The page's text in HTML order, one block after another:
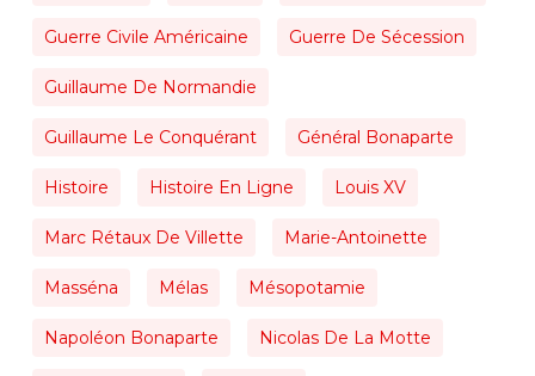
Guerre Civile Américaine Guerre De Sécession
Guillaume De Normandie
Guillaume Le Conquérant Général Bonaparte
Histoire Histoire En Ligne Louis XV
Marc Rétaux De Villette Marie-Antoinette
Masséna Mélas Mésopotamie
Napoléon Bonaparte Nicolas De La Motte